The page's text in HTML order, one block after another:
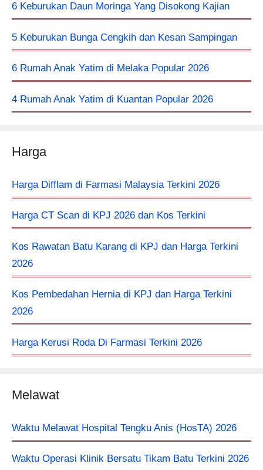
6 Keburukan Daun Moringa Yang Disokong Kajian
5 Keburukan Bunga Cengkih dan Kesan Sampingan
6 Rumah Anak Yatim di Melaka Popular 2026
4 Rumah Anak Yatim di Kuantan Popular 2026
Harga
Harga Difflam di Farmasi Malaysia Terkini 2026
Harga CT Scan di KPJ 2026 dan Kos Terkini
Kos Rawatan Batu Karang di KPJ dan Harga Terkini
2026
Kos Pembedahan Hernia di KPJ dan Harga Terkini
2026
Harga Kerusi Roda Di Farmasi Terkini 2026
Melawat
Waktu Melawat Hospital Tengku Anis (HosTA) 2026
Waktu Operasi Klinik Bersatu Tikam Batu Terkini 2026